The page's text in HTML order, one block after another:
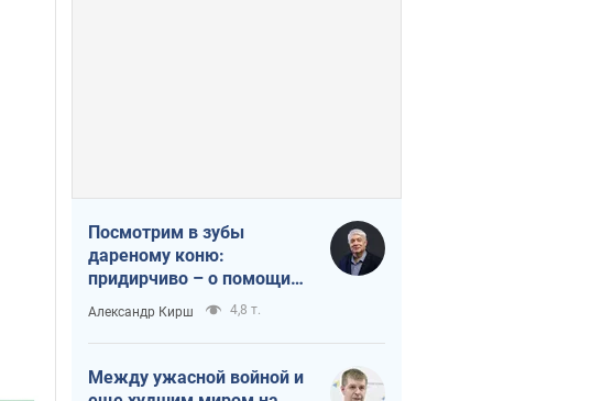
Посмотрим в зубы
дареному коню:
придирчиво – о помощи
Украине
Александр Кирш 4,8 т.
Между ужасной войной и